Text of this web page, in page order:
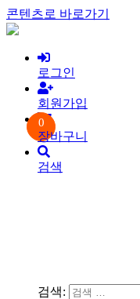
콘텐츠로 바로가기
로그인
회원가입
0
장바구니
검색
검색: